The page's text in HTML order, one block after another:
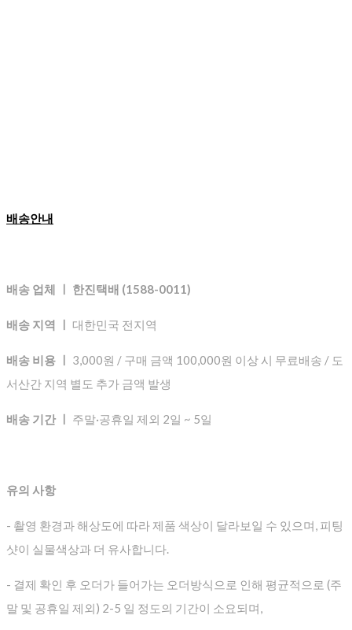
배송안내
배송 업체 ㅣ 한진택배 (1588-0011)
배송 지역 ㅣ 대한민국 전지역
배송 비용 ㅣ 3,000원 / 구매 금액 100,000원 이상 시 무료배송 / 도
서산간 지역 별도 추가 금액 발생
배송 기간 ㅣ 주말·공휴일 제외 2일 ~ 5일
유의 사항
- 촬영 환경과 해상도에 따라 제품 색상이 달라보일 수 있으며, 피팅
샷이 실물색상과 더 유사합니다.
- 결제 확인 후 오더가 들어가는 오더방식으로 인해 평균적으로 (주
말 및 공휴일 제외) 2-5 일 정도의 기간이 소요되며,